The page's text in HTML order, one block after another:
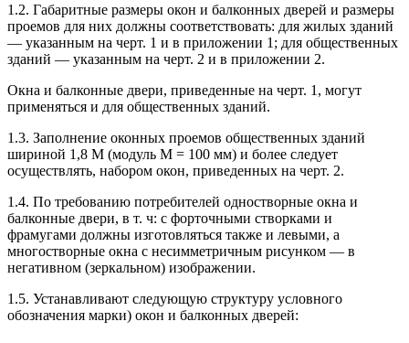
1.2. Габаритные размеры окон и балконных дверей и размеры
проемов для них должны соответствовать: для жилых зданий
— указанным на черт. 1 и в приложении 1; для общественных
зданий — указанным на черт. 2 и в приложении 2.
Окна и балконные двери, приведенные на черт. 1, могут
применяться и для общественных зданий.
1.3. Заполнение оконных проемов общественных зданий
шириной 1,8 М (модуль М = 100 мм) и более следует
осуществлять, набором окон, приведенных на черт. 2.
1.4. По требованию потребителей одностворные окна и
балконные двери, в т. ч: с форточными створками и
фрамугами должны изготовляться также и левыми, а
многостворные окна с несимметричным рисунком — в
негативном (зеркальном) изображении.
1.5. Устанавливают следующую структуру условного
обозначения марки) окон и балконных дверей: